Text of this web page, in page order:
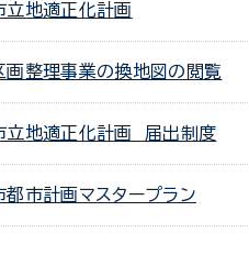
立地適正化計画
画整理事業の換地図の閲覧
立地適正化計画 届出制度
都市計画マスタープラン